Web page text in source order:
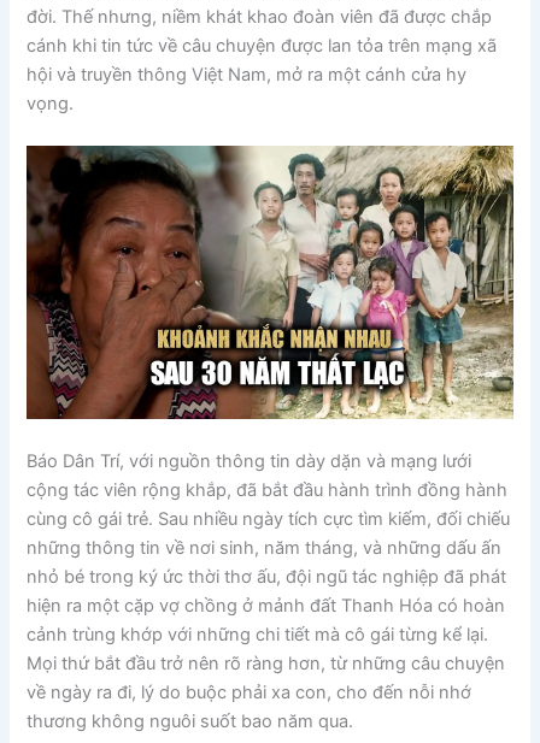
đời. Thế nhưng, niềm khát khao đoàn viên đã được chắp
cánh khi tin tức về câu chuyện được lan tỏa trên mạng xã
hội và truyền thông Việt Nam, mở ra một cánh cửa hy
vọng.
Báo Dân Trí, với nguồn thông tin dày dặn và mạng lưới
cộng tác viên rộng khắp, đã bắt đầu hành trình đồng hành
cùng cô gái trẻ. Sau nhiều ngày tích cực tìm kiếm, đối chiếu
những thông tin về nơi sinh, năm tháng, và những dấu ấn
nhỏ bé trong ký ức thời thơ ấu, đội ngũ tác nghiệp đã phát
hiện ra một cặp vợ chồng ở mảnh đất Thanh Hóa có hoàn
cảnh trùng khớp với những chi tiết mà cô gái từng kể lại.
Mọi thứ bắt đầu trở nên rõ ràng hơn, từ những câu chuyện
về ngày ra đi, lý do buộc phải xa con, cho đến nỗi nhớ
thương không nguôi suốt bao năm qua.